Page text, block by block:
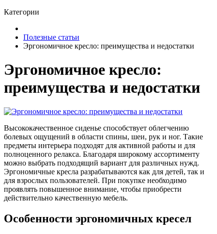
Категории
Полезные статьи
Эргономичное кресло: преимущества и недостатки
Эргономичное кресло:
преимущества и недостатки
Высококачественное сиденье способствует облегчению
болевых ощущений в области спины, шеи, рук и ног. Такие
предметы интерьера подходят для активной работы и для
полноценного релакса. Благодаря широкому ассортименту
можно выбрать подходящий вариант для различных нужд.
Эргономичные кресла разрабатываются как для детей, так и
для взрослых пользователей. При покупке необходимо
проявлять повышенное внимание, чтобы приобрести
действительно качественную мебель.
Особенности эргономичных кресел